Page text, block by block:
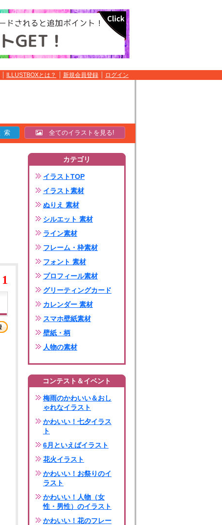
ILLUSTBOXとは？ 新規会員登録 ログイン
全てのイラストを見る!
1
カテゴリ
イラストTOP
イラスト素材
ぬりえ 素材
シルエット 素材
ライン素材
フレーム・枠素材
フォント 素材
プロフィール素材
グリーティングカード
カレンダー 素材
スマホ壁紙素材
壁紙・柄
人物の素材
コンテスト＆イベント
梅雨のかわいい＆おし
ゃれなイラスト
かわいい！七夕イラス
ト
6月といえばイラスト
花火イラスト
かわいい！お祭りのイ
ラスト
かわいい！人物（女
性・男性）のイラスト
かわいい！花のフレー